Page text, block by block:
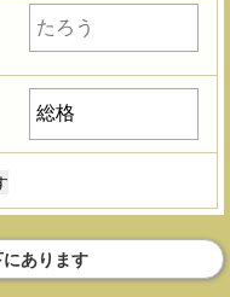
あります